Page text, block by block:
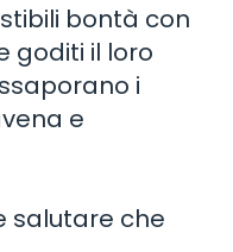
bontà con
goditi il loro
i
e
salutare che